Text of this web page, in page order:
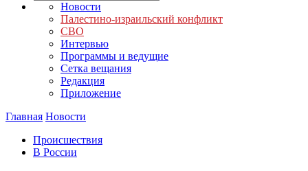
Новости
Палестино-израильский конфликт
СВО
Интервью
Программы и ведущие
Сетка вещания
Редакция
Приложение
Главная Новости
Происшествия
В России